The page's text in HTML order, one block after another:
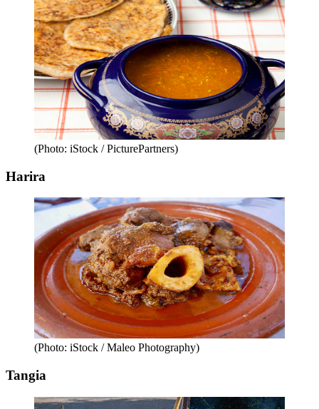
(Photo: iStock / PicturePartners)
Harira
(Photo: iStock / Maleo Photography)
Tangia